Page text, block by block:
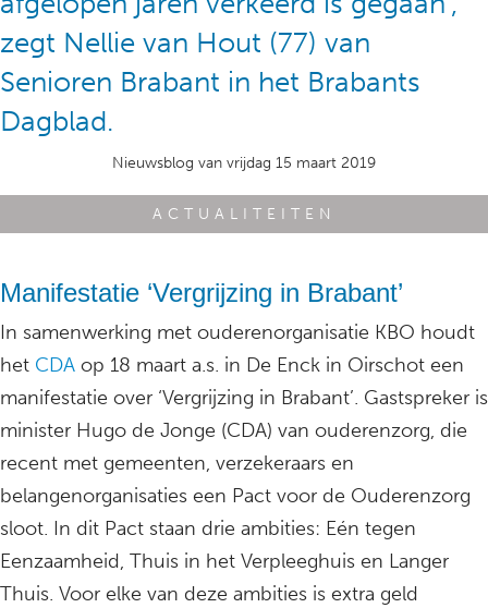
zegt Nellie van Hout (77) van
Senioren Brabant in het Brabants
Dagblad.
Nieuwsblog van vrijdag 15 maart 2019
ACTUALITEITEN
Manifestatie ‘Vergrijzing in Brabant’
In samenwerking met ouderenorganisatie KBO houdt
het CDA op 18 maart a.s. in De Enck in Oirschot een
manifestatie over ‘Vergrijzing in Brabant’. Gastspreker is
minister Hugo de Jonge (CDA) van ouderenzorg, die
recent met gemeenten, verzekeraars en
belangenorganisaties een Pact voor de Ouderenzorg
sloot. In dit Pact staan drie ambities: Eén tegen
Eenzaamheid, Thuis in het Verpleeghuis en Langer
Thuis. Voor elke van deze ambities is extra geld